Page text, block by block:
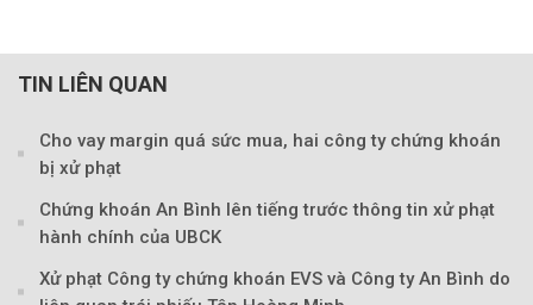
TIN LIÊN QUAN
Cho vay margin quá sức mua, hai công ty chứng khoán
bị xử phạt
Chứng khoán An Bình lên tiếng trước thông tin xử phạt
hành chính của UBCK
Xử phạt Công ty chứng khoán EVS và Công ty An Bình do